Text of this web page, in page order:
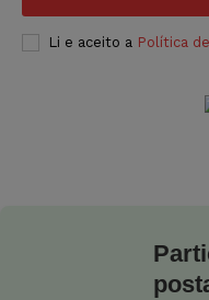
Li e aceito a Política